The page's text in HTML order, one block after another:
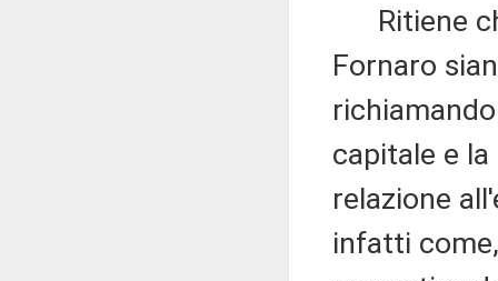
Ritiene
Fornaro
capitale e
relazione
infatti